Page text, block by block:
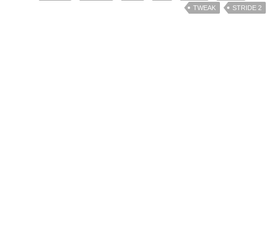
STRIDE 2
TWEAK